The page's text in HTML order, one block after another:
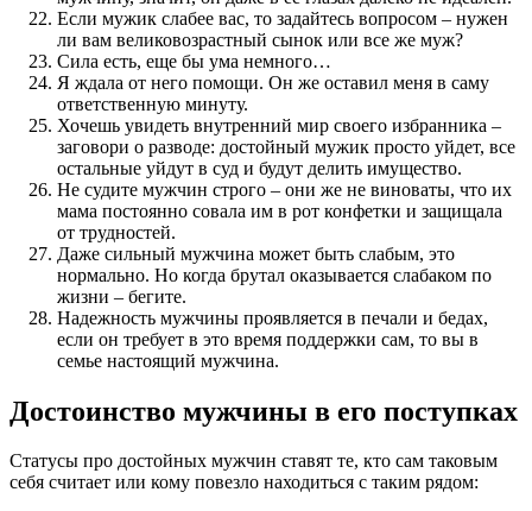
Если мужик слабее вас, то задайтесь вопросом – нужен
ли вам великовозрастный сынок или все же муж?
Сила есть, еще бы ума немного…
Я ждала от него помощи. Он же оставил меня в саму
ответственную минуту.
Хочешь увидеть внутренний мир своего избранника –
заговори о разводе: достойный мужик просто уйдет, все
остальные уйдут в суд и будут делить имущество.
Не судите мужчин строго – они же не виноваты, что их
мама постоянно совала им в рот конфетки и защищала
от трудностей.
Даже сильный мужчина может быть слабым, это
нормально. Но когда брутал оказывается слабаком по
жизни – бегите.
Надежность мужчины проявляется в печали и бедах,
если он требует в это время поддержки сам, то вы в
семье настоящий мужчина.
Достоинство мужчины в его поступках
Статусы про достойных мужчин ставят те, кто сам таковым
себя считает или кому повезло находиться с таким рядом: